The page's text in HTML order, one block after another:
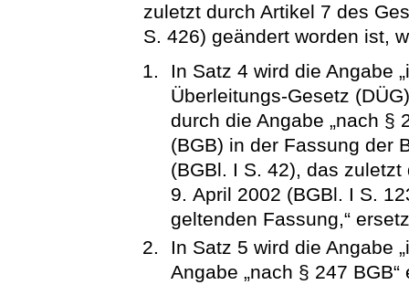
zuletzt durch Artikel 7 des
S. 426) geändert worden ist,
In Satz 4 wird die Angabe
Überleitungs-Gesetz
durch die Angabe „nach §
(BGB) in der Fassung der
(BGBl. I S. 42), das
9. April 2002 (BGBl. I S.
geltenden Fassung,“
In Satz 5 wird die Angabe
Angabe „nach § 247 BGB“